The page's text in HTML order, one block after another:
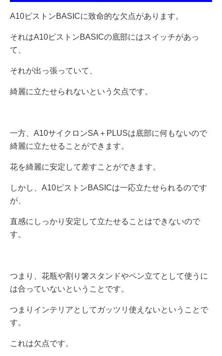
A10ピストンBASICに致命的な欠点があります。
それはA10ピストンBASICの底部にはスイッチがあっ
て、
それが出っ張っていて、
綺麗に立たせられないという欠点です。
一方、A10サイクロンSA＋PLUSは底部に何もないので
綺麗に立たせることができます。
花を綺麗に安定して差すことができます。
しかし、A10ピストンBASICは一応立たせられるのです
が、
直感にしっかり安定して立たせることはできないので
す。
つまり、花瓶や割り箸スタンドやペン立てとして使うに
は合っていないということです。
つまりインテリアとしてガッツリ使えないということで
す。
これは欠点です。